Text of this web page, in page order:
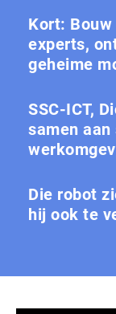
Kort:
experts,
geheime
SSC-ICT,
samen
Die robot
hij ook te